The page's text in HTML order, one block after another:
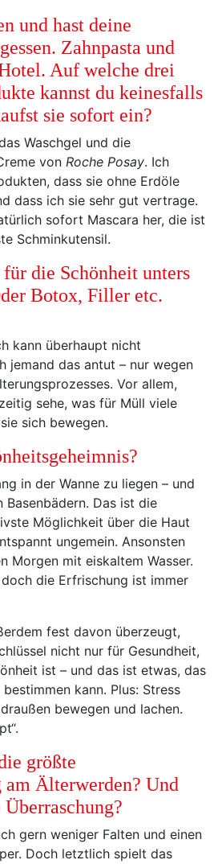
und hast deine
Zahnpasta und
Auf welche drei
kannst du keinesfalls
sie sofort ein?
Waschgel und die
von Roche Posay. Ich
dass sie ohne Erdöle
dass ich sie sehr gut vertrage.
sofort Mascara her, die ist
Schminkutensil.
die Schönheit unters
Botox, Filler etc.
kann überhaupt nicht
jemand das antut – nur wegen
Vor allem,
sehe, was für Müll viele
sich bewegen.
in der Wanne zu liegen – und
Basenbädern. Das ist die
Möglichkeit über die Haut
ungemein. Ansonsten
Morgen mit eiskaltem Wasser.
die Erfrischung ist immer
fest davon überzeugt,
nicht nur für Gesundheit,
ist – und das ist etwas, das
kann. Plus: Stress
bewegen und lachen.
größte
am Älterwerden? Und
gern weniger Falten und einen
Doch letztlich spielt das